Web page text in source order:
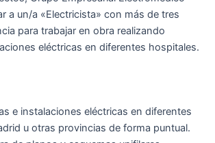
a un/a «Electricista» con más de tres
para trabajar en obra realizando
eléctricas en diferentes hospitales.
e instalaciones eléctricas en diferentes
u otras provincias de forma puntual.